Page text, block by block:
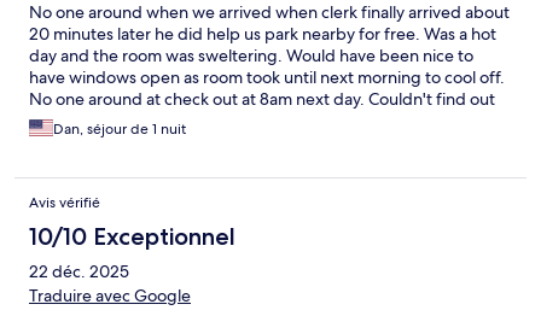
No one around when we arrived when clerk finally arrived about
20 minutes later he did help us park nearby for free. Was a hot
day and the room was sweltering. Would have been nice to
have windows open as room took until next morning to cool off.
No one around at check out at 8am next day. Couldn't find out
about breakfast they supposedly had.
Dan, séjour de 1 nuit
Avis vérifié
10/10 Exceptionnel
22 déc. 2025
Traduire avec Google